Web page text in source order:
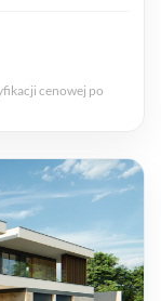
cenowej po